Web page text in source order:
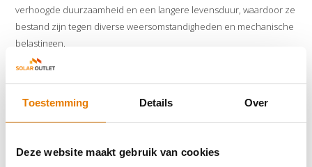
Toestemming Details Over
Deze website maakt gebruik van cookies
verhoogde duurzaamheid en een langere levensduur, waardoor ze
bestand zijn tegen diverse weersomstandigheden en mechanische
belastingen.
Innovatieve Technologieën voor Maximale Efficiëntie
cut celtechnologie en bifaciale ontwerpen, om de prestaties van